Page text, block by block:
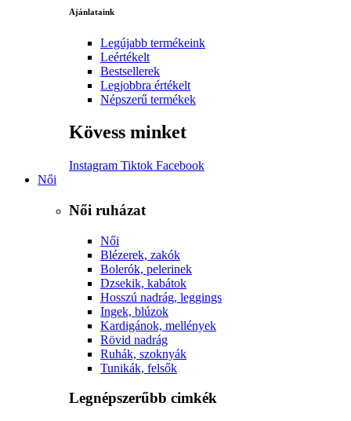
Ajánlataink
Legújabb termékeink
Leértékelt
Bestsellerek
Legjobbra értékelt
Népszerű termékek
Kövess minket
Instagram Tiktok Facebook
Női
Női ruházat
Női
Blézerek, zakók
Bolerók, pelerinek
Dzsekik, kabátok
Hosszú nadrág, leggings
Ingek, blúzok
Kardigánok, mellények
Rövid nadrág
Ruhák, szoknyák
Tunikák, felsők
Legnépszerűbb cimkék